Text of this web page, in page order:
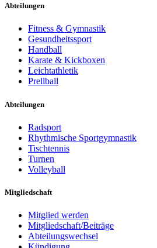
Abteilungen
Fitness & Gymnastik
Gesundheitssport
Handball
Karate & Kickboxen
Leichtathletik
Prellball
Abteilungen
Radsport
Rhythmische Sportgymnastik
Tischtennis
Turnen
Volleyball
Mitgliedschaft
Mitglied werden
Mitgliedschaft/Beiträge
Abteilungswechsel